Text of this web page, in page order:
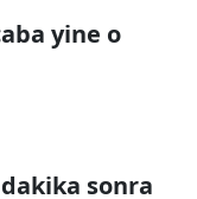
yine o
sonra